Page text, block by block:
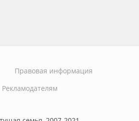
Правовая информация
Рекламодателям